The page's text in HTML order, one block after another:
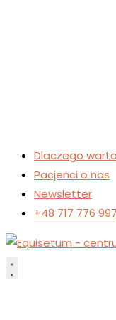
Dlaczego
Pacjenci o nas
Newsletter
+48 717 776 997